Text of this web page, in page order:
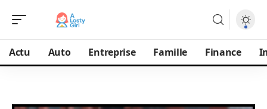
Actu Auto Entreprise Famille Finance